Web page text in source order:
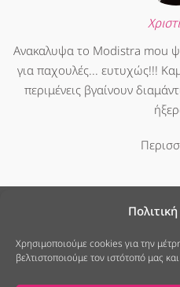
Χρησιμοποιούμε cookies για την
βελτιστοποιούμε τον ιστότοπό μας
Ανακαλυψα το Modistra mou
για παχουλές... ευτυχώς!!!
περιμένεις βγαίνουν